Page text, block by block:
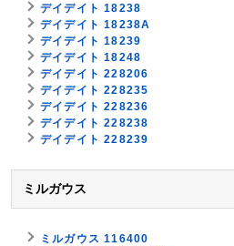
デイデイト 18238
デイデイト 18238A
デイデイト 18239
デイデイト 18248
デイデイト 228206
デイデイト 228235
デイデイト 228236
デイデイト 228238
デイデイト 228239
ミルガウス
ミルガウス 116400